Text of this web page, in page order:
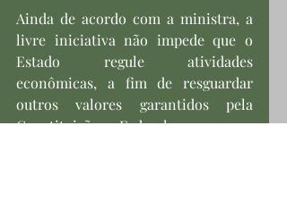
Ainda de acordo com a ministra, a
livre iniciativa não impede que o
Estado regule atividades
econômicas, a fim de resguardar
outros valores garantidos pela
Constituição Federal, como a